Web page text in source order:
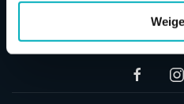
gebruiken